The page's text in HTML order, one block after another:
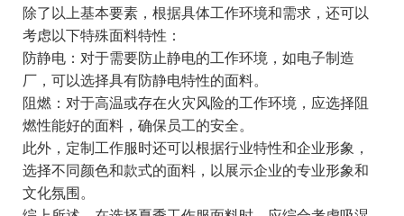
除了以上基本要素，根据具体工作环境和需求，还可以
考虑以下特殊面料特性：
防静电：对于需要防止静电的工作环境，如电子制造
厂，可以选择具有防静电特性的面料。
阻燃：对于高温或存在火灾风险的工作环境，应选择阻
燃性能好的面料，确保员工的安全。
此外，定制工作服时还可以根据行业特性和企业形象，
选择不同颜色和款式的面料，以展示企业的专业形象和
文化氛围。